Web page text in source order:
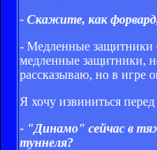
- Скажите, как
- Медленные защитники
медленные защитники,
рассказываю, но в игре
Я хочу извиниться перед
- "Динамо" сейчас в
туннеля?